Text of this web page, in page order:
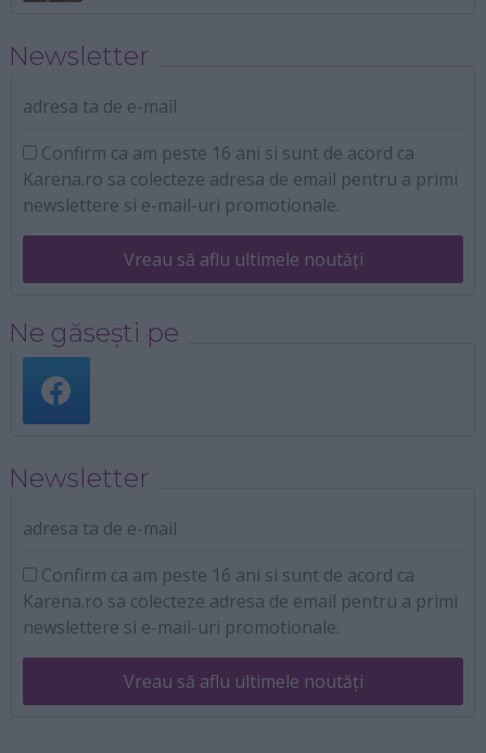
Newsletter
adresa ta de e-mail
Confirm ca am peste 16 ani si sunt de acord ca
Karena.ro sa colecteze adresa de email pentru a primi
newslettere si e-mail-uri promotionale.
Vreau să aflu ultimele noutăți
Ne găsești pe
Newsletter
adresa ta de e-mail
Confirm ca am peste 16 ani si sunt de acord ca
Karena.ro sa colecteze adresa de email pentru a primi
newslettere si e-mail-uri promotionale.
Vreau să aflu ultimele noutăți